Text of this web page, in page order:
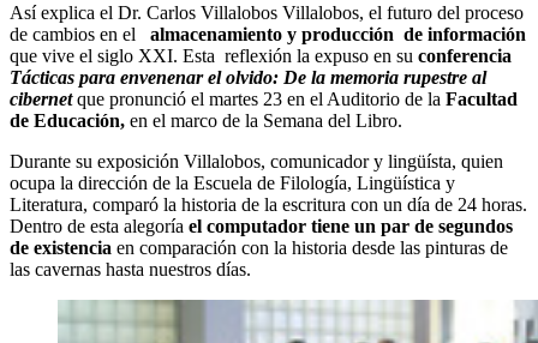
Así explica el Dr. Carlos Villalobos Villalobos, el futuro del proceso
de cambios en el almacenamiento y producción de información
que vive el siglo XXI. Esta reflexión la expuso en su conferencia
Tácticas para envenenar el olvido: De la memoria rupestre al
cibernetque pronunció el martes 23 en el Auditorio de la Facultad
de Educación, en el marco de la Semana del Libro.
Durante su exposición Villalobos, comunicador y lingüísta, quien
ocupa la dirección de la Escuela de Filología, Lingüística y
Literatura, comparó la historia de la escritura con un día de 24 horas.
Dentro de esta alegoría el computador tiene un par de segundos
de existencia en comparación con la historia desde las pinturas de
las cavernas hasta nuestros días.